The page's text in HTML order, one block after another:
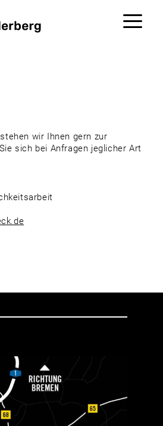
wir Ihnen gern zur
sich bei Anfragen jeglicher Art